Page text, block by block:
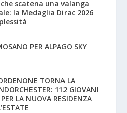
scatena una valanga
la Medaglia Dirac 2026
PER ALPAGO SKY
TORNA LA
112 GIOVANI
LA NUOVA RESIDENZA